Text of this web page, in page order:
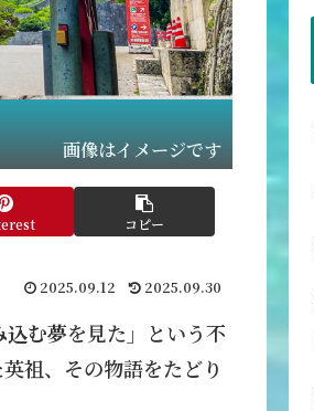
画像はイメージです
コピー
2025.09.12 2025.09.30
込む夢を見た」という不
祖、その物語をたどり